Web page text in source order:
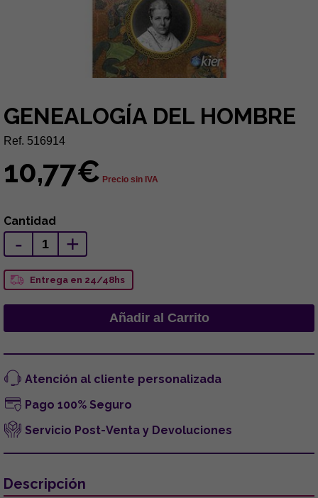
GENEALOGÍA DEL HOMBRE
Ref. 516914
10,77€ Precio sin IVA
Cantidad
- +
Entrega en 24/48hs
Atención al cliente personalizada
Pago 100% Seguro
Servicio Post-Venta y Devoluciones
Descripción